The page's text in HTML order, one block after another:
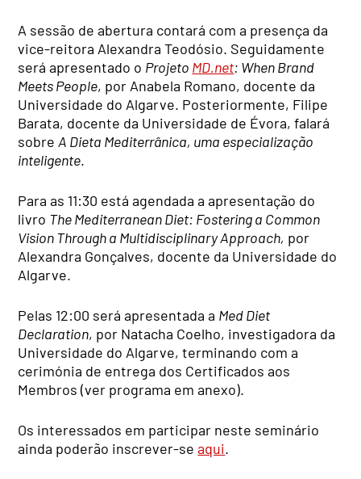
A sessão de abertura contará com a presença da
vice-reitora Alexandra Teodósio. Seguidamente
será apresentado o Projeto MD.net: When Brand
Meets People, por Anabela Romano, docente da
Universidade do Algarve. Posteriormente, Filipe
Barata, docente da Universidade de Évora, falará
sobreA Dieta Mediterrânica, uma especialização
inteligente.
Para as 11:30 está agendada a apresentação do
livro The Mediterranean Diet: Fostering a Common
Vision Through a Multidisciplinary Approach, por
Alexandra Gonçalves, docente da Universidade do
Algarve.
Pelas 12:00 será apresentada a Med Diet
Declaration, por Natacha Coelho, investigadora da
Universidade do Algarve, terminando com a
cerimónia de entrega dos Certificados aos
Membros (ver programa em anexo).
Os interessados em participar neste seminário
ainda poderão inscrever-seaqui.